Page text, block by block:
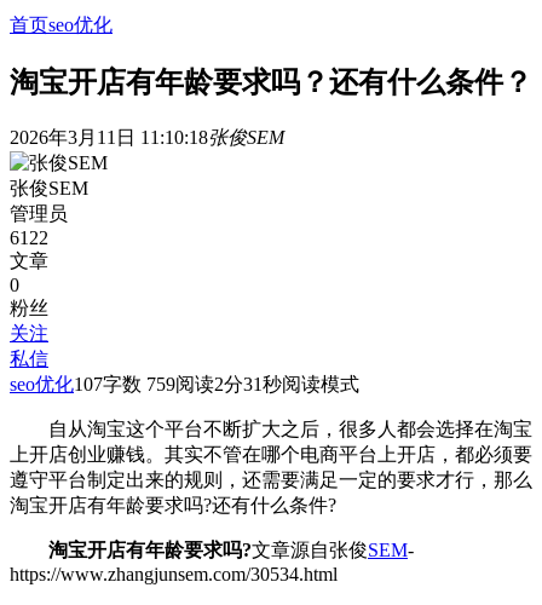
首页seo优化
淘宝开店有年龄要求吗？还有什么条件？
2026年3月11日 11:10:18张俊SEM
张俊SEM
管理员
6122
文章
0
粉丝
关注
私信
seo优化107字数 759阅读2分31秒阅读模式
自从淘宝这个平台不断扩大之后，很多人都会选择在淘宝
上开店创业赚钱。其实不管在哪个电商平台上开店，都必须要
遵守平台制定出来的规则，还需要满足一定的要求才行，那么
淘宝开店有年龄要求吗?还有什么条件?
淘宝开店有年龄要求吗?文章源自张俊SEM-
https://www.zhangjunsem.com/30534.html